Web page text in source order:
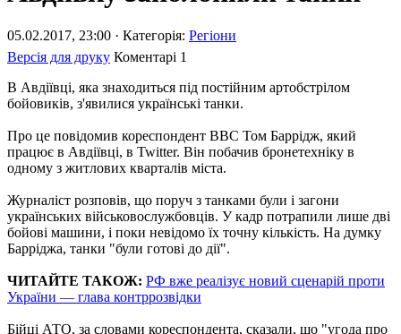
05.02.2017, 23:00 · Категорія: Регіони
Версія для друку Коментарі 1
В Авдіївці, яка знаходиться під постійним артобстрілом
бойовиків, з'явилися українські танки.
Про це повідомив кореспондент ВВС Том Баррідж, який
працює в Авдіївці, в Twitter. Він побачив бронетехніку в
одному з житлових кварталів міста.
Журналіст розповів, що поруч з танками були і загони
українських військовослужбовців. У кадр потрапили лише дві
бойові машини, і поки невідомо їх точну кількість. На думку
Барріджа, танки "були готові до дії".
ЧИТАЙТЕ ТАКОЖ: РФ вже реалізує новий сценарій проти
України — глава контррозвідки
Бійці АТО, за словами кореспондента, сказали, що "угода про